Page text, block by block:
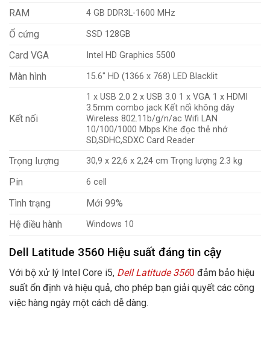
RAM 4 GB DDR3L-1600 MHz
Ổ cứng SSD 128GB
Card VGA Intel HD Graphics 5500
Màn hình 15.6″ HD (1366 x 768) LED Blacklit
Kết nối
1 x USB 2.0 2 x USB 3.0 1 x VGA 1 x HDMI
3.5mm combo jack Kết nối không dây
Wireless 802.11b/g/n/ac Wifi LAN
10/100/1000 Mbps Khe đọc thẻ nhớ
SD,SDHC,SDXC Card Reader
Trọng lượng 30,9 x 22,6 x 2,24 cm Trọng lượng 2.3 kg
Pin 6 cell
Tình trạng
Mới 99%
Hệ điều hành
Windows 10
Dell Latitude 3560 Hiệu suất đáng tin cậy
Với bộ xử lý Intel Core i5, Dell Latitude 3560 đảm bảo hiệu
suất ổn định và hiệu quả, cho phép bạn giải quyết các công
việc hàng ngày một cách dễ dàng.